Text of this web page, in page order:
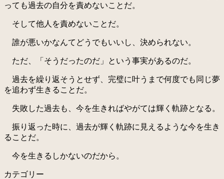
っても過去の自分を責めないことだ。
そして他人を責めないことだ。
誰が悪いかなんてどうでもいいし、決められない。
ただ、「そうだったのだ」という事実があるのだ。
過去を繰り返そうとせず、完璧に叶うまで何度でも同じ夢
を追わず生きることだ。
失敗した過去も、今を生きればやがては輝く軌跡となる。
振り返った時に、過去が輝く軌跡に見えるような今を生き
ることだ。
今を生きるしかないのだから。
カテゴリー